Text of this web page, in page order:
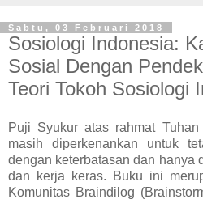
Sabtu, 03 Februari 2018
Sosiologi Indonesia:
Sosial Dengan
Teori Tokoh Sosiologi
Puji Syukur atas rahmat
masih diperkenankan untuk
dengan keterbatasan dan hanya
dan kerja keras. Buku ini
Komunitas Braindilog